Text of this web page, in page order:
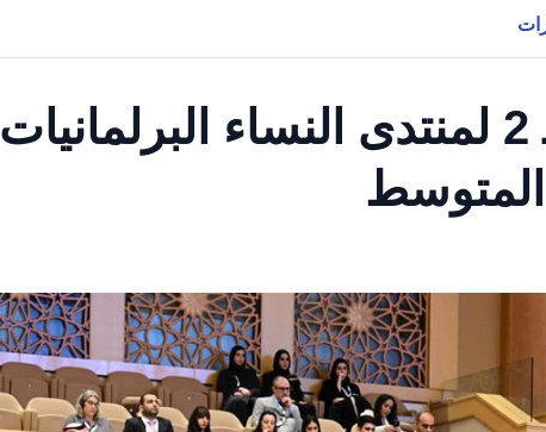
بدء جلسات الدورة الـ 2 لمنتدى النساء البرلمانيات
المتوسط